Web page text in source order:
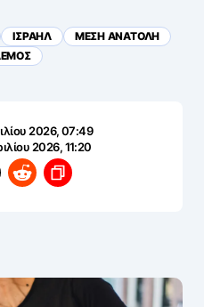
ΙΣΡΑΗΛ
ΜΕΣΗ ΑΝΑΤΟΛΗ
2026, 07:49
2026, 11:20